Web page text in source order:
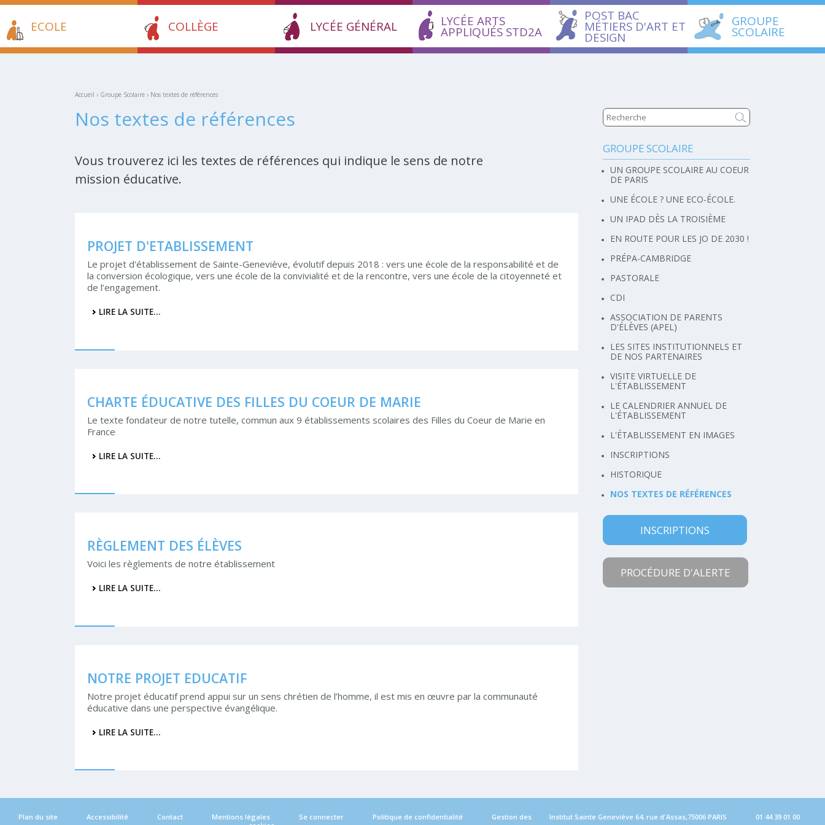
ECOLE COLLÈGE LYCÉE GÉNÉRAL LYCÉE ARTS
APPLIQUÉS STD2A
POST BAC
MÉTIERS D'ART ET
DESIGN
GROUPE
SCOLAIRE
Accueil › Groupe Scolaire › Nos textes de références
Nos textes de références
Vous trouverez ici les textes de références qui indique le sens de notre
mission éducative.
PROJET D'ETABLISSEMENT
Le projet d'établissement de Sainte-Geneviève, évolutif depuis 2018 : vers une école de la responsabilité et de
la conversion écologique, vers une école de la convivialité et de la rencontre, vers une école de la citoyenneté et
de l’engagement.
LIRE LA SUITE…
CHARTE ÉDUCATIVE DES FILLES DU COEUR DE MARIE
Le texte fondateur de notre tutelle, commun aux 9 établissements scolaires des Filles du Coeur de Marie en
France
LIRE LA SUITE…
RÈGLEMENT DES ÉLÈVES
Voici les règlements de notre établissement
LIRE LA SUITE…
NOTRE PROJET EDUCATIF
Notre projet éducatif prend appui sur un sens chrétien de l’homme, il est mis en œuvre par la communauté
éducative dans une perspective évangélique.
LIRE LA SUITE…
Navigation
GROUPE SCOLAIRE
UN GROUPE SCOLAIRE AU COEUR
DE PARIS
UNE ÉCOLE ? UNE ECO-ÉCOLE.
UN IPAD DÈS LA TROISIÈME
EN ROUTE POUR LES JO DE 2030 !
PRÉPA-CAMBRIDGE
PASTORALE
CDI
ASSOCIATION DE PARENTS
D'ÉLÈVES (APEL)
LES SITES INSTITUTIONNELS ET
DE NOS PARTENAIRES
VISITE VIRTUELLE DE
L'ÉTABLISSEMENT
LE CALENDRIER ANNUEL DE
L'ÉTABLISSEMENT
L'ÉTABLISSEMENT EN IMAGES
INSCRIPTIONS
HISTORIQUE
NOS TEXTES DE RÉFÉRENCES
INSCRIPTIONS
PROCÉDURE D'ALERTE
Plan du site Accessibilité Contact Mentions légales Se connecter Politique de confidentialité
Gestion des
Institut Sainte Geneviève 64, rue d'Assas,75006 PARIS
01 44 39 01 00